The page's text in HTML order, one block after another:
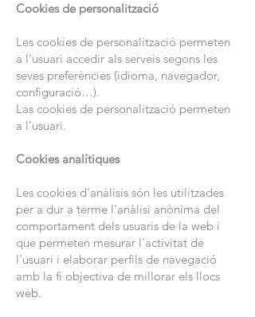
Cookies de personalització
Les cookies de personalització permeten
a l'usuari accedir als serveis segons les
seves preferències (idioma, navegador,
configuració…).
Las cookies de personalització permeten
a l’usuari.
Cookies analítiques
Les cookies d'anàlisis són les utilitzades
per a dur a terme l'anàlisi anònima del
comportament dels usuaris de la web i
que permeten mesurar l'activitat de
l'usuari i elaborar perfils de navegació
amb la fi objectiva de millorar els llocs
web.